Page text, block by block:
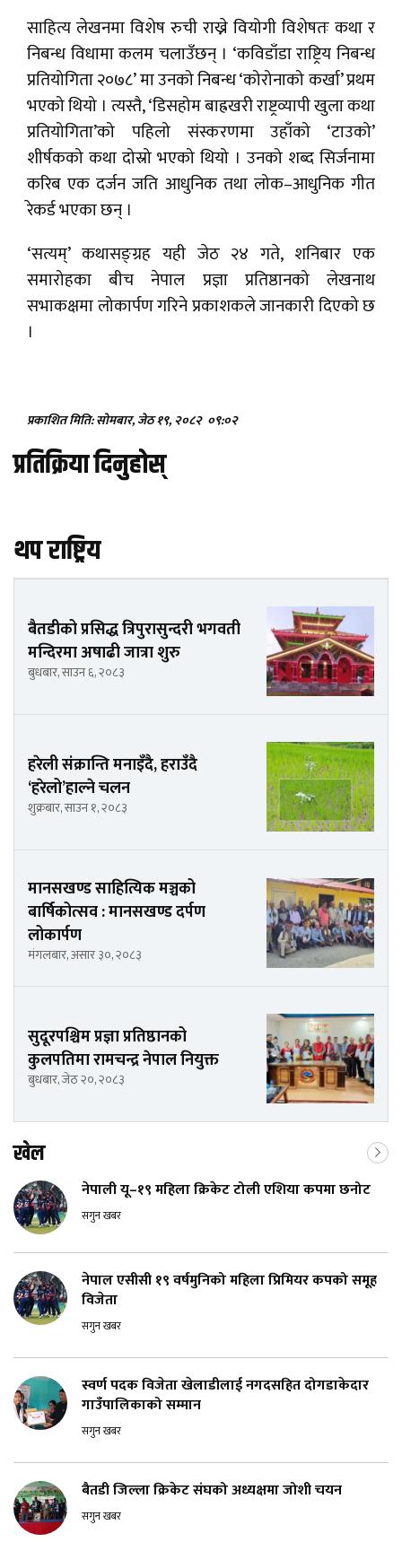
साहित्य लेखनमा विशेष रुची राख्ने वियोगी विशेषतः कथा र
निबन्ध विधामा कलम चलाउँछन् । ‘कविडाँडा राष्ट्रिय निबन्ध
प्रतियोगिता २०७८’ मा उनको निबन्ध ‘कोरोनाको कर्खा’ प्रथम
भएको थियो । त्यस्तै, ‘डिसहोम बाह्रखरी राष्ट्रव्यापी खुला कथा
प्रतियोगिता’को पहिलो संस्करणमा उहाँको ‘टाउको’
शीर्षकको कथा दोस्रो भएको थियो । उनको शब्द सिर्जनामा
करिब एक दर्जन जति आधुनिक तथा लोक–आधुनिक गीत
रेकर्ड भएका छन् ।
‘सत्यम्’ कथासङ्ग्रह यही जेठ २४ गते, शनिबार एक
समारोहका बीच नेपाल प्रज्ञा प्रतिष्ठानको लेखनाथ
सभाकक्षमा लोकार्पण गरिने प्रकाशकले जानकारी दिएको छ
।
प्रकाशित मिति: सोमबार, जेठ १९, २०८२ ०९:०२
प्रतिक्रिया दिनुहोस्
थप राष्ट्रिय
बैतडीको प्रसिद्ध त्रिपुरासुन्दरी भगवती
मन्दिरमा अषाढी जात्रा शुरु
बुधबार, साउन ६, २०८३
हरेली संक्रान्ति मनाइँदै, हराउँदै
‘हरेलो’हाल्ने चलन
शुक्रबार, साउन १, २०८३
मानसखण्ड साहित्यिक मञ्चको
बार्षिकोत्सव : मानसखण्ड दर्पण
लोकार्पण
मंगलबार, असार ३०, २०८३
सुदूरपश्चिम प्रज्ञा प्रतिष्ठानको
कुलपतिमा रामचन्द्र नेपाल नियुक्त
बुधबार, जेठ २०, २०८३
खेल
नेपाली यू–१९ महिला क्रिकेट टोली एशिया कपमा छनोट
सगुन खबर
नेपाल एसीसी १९ वर्षमुनिको महिला प्रिमियर कपको समूह
विजेता
सगुन खबर
स्वर्ण पदक विजेता खेलाडीलाई नगदसहित दोगडाकेदार
गाउँपालिकाको सम्मान
सगुन खबर
बैतडी जिल्ला क्रिकेट संघको अध्यक्षमा जोशी चयन
सगुन खबर